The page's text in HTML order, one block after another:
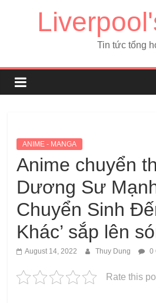
Tin tức tổng
ANIME - MANGA
Anime chuyển
Dương Sư
Chuyển Sinh
Khác’ sắp lên
August 14, 2022 Thuy Dung 0
Rate this